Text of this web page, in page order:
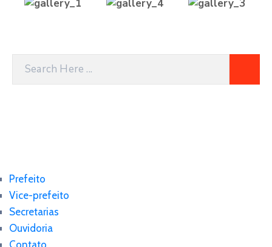
Prefeito
Vice-prefeito
Secretarias
Ouvidoria
Contato